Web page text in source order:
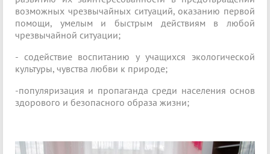
возможных чрезвычайных ситуаций, оказанию первой
помощи, умелым и быстрым действиям в любой
чрезвычайной ситуации;
- содействие воспитанию у учащихся экологической
культуры, чувства любви к природе;
-популяризация и пропаганда среди населения основ
здорового и безопасного образа жизни;